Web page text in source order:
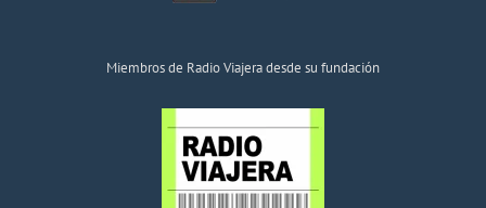
Miembros de Radio Viajera desde su fundación